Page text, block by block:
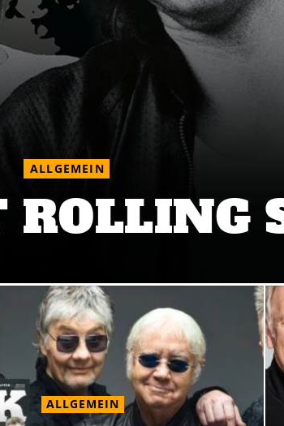
ALLGEMEIN
ROLLING
ALLGEMEIN